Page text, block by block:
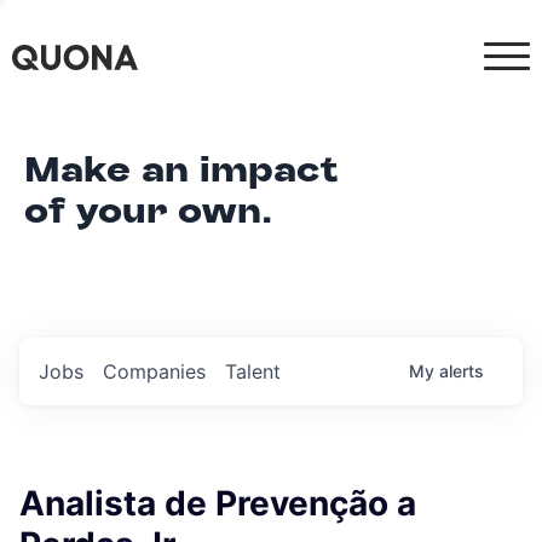
Make an impact
of your own.
Jobs Companies Talent My alerts
Analista de Prevenção a